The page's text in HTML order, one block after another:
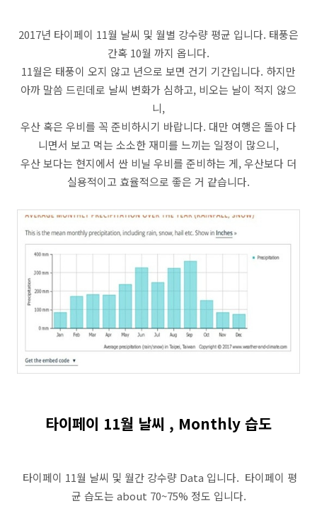
2017년 타이페이 11월 날씨 및 월별 강수량 평균 입니다. 태풍은
간혹 10월 까지 옵니다.
11월은 태풍이 오지 않고 년으로 보면 건기 기간입니다. 하지만
아까 말씀 드린데로 날씨 변화가 심하고, 비오는 날이 적지 않으
니,
우산 혹은 우비를 꼭 준비하시기 바랍니다. 대만 여행은 돌아 다
니면서 보고 먹는 소소한 재미를 느끼는 일정이 많으니,
우산 보다는 현지에서 싼 비닐 우비를 준비하는 게, 우산보다 더
실용적이고 효율적으로 좋은 거 같습니다.
타이페이 11월 날씨 , Monthly 습도
타이페이 11월 날씨 및 월간 강수량 Data 입니다. 타이페이 평
균 습도는 about 70~75% 정도 입니다.